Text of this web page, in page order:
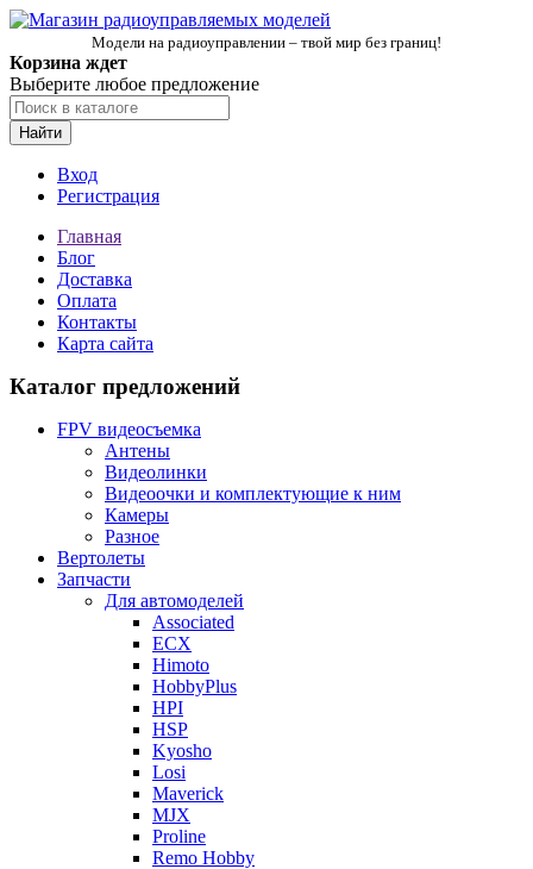
Модели на радиоуправлении – твой мир без границ!
Корзина ждет
Выберите любое предложение
Найти
Вход
Регистрация
Главная
Блог
Доставка
Оплата
Контакты
Карта сайта
Каталог предложений
FPV видеосъемка
Антены
Видеолинки
Видеоочки и комплектующие к ним
Камеры
Разное
Вертолеты
Запчасти
Для автомоделей
Associated
ECX
Himoto
HobbyPlus
HPI
HSP
Kyosho
Losi
Maverick
MJX
Proline
Remo Hobby